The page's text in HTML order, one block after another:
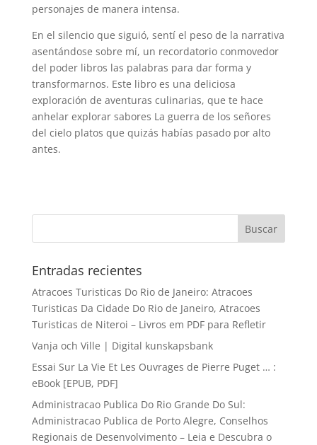
personajes de manera intensa.
En el silencio que siguió, sentí el peso de la narrativa
asentándose sobre mí, un recordatorio conmovedor
del poder libros las palabras para dar forma y
transformarnos. Este libro es una deliciosa
exploración de aventuras culinarias, que te hace
anhelar explorar sabores La guerra de los señores
del cielo platos que quizás habías pasado por alto
antes.
Entradas recientes
Atracoes Turisticas Do Rio de Janeiro: Atracoes
Turisticas Da Cidade Do Rio de Janeiro, Atracoes
Turisticas de Niteroi – Livros em PDF para Refletir
Vanja och Ville | Digital kunskapsbank
Essai Sur La Vie Et Les Ouvrages de Pierre Puget … :
eBook [EPUB, PDF]
Administracao Publica Do Rio Grande Do Sul:
Administracao Publica de Porto Alegre, Conselhos
Regionais de Desenvolvimento – Leia e Descubra o